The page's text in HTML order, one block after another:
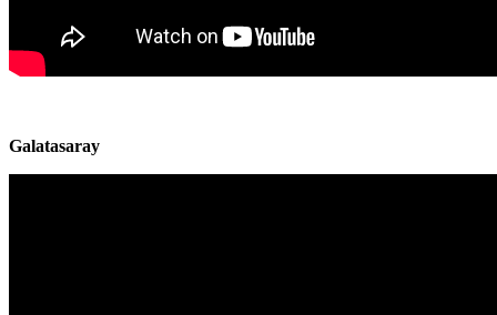
Galatasaray